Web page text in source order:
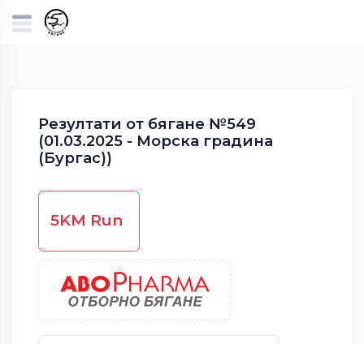
Резултати от бягане №549
(01.03.2025 - Морска градина
(Бургас))
5KM Run